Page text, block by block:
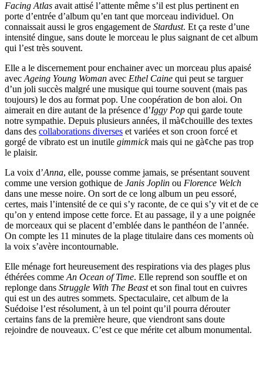
Facing Atlas avait attisé l’attente même s’il est plus pertinent en
porte d’entrée d’album qu’en tant que morceau individuel. On
connaissait aussi le gros engagement de Stardust. Et ça reste d’une
intensité dingue, sans doute le morceau le plus saignant de cet album
qui l’est très souvent.
Elle a le discernement pour enchainer avec un morceau plus apaisé
avec Ageing Young Woman avec Ethel Caine qui peut se targuer
d’un joli succès malgré une musique qui tourne souvent (mais pas
toujours) le dos au format pop. Une coopération de bon aloi. On
aimerait en dire autant de la présence d’Iggy Pop qui garde toute
notre sympathie. Depuis plusieurs années, il mà¢chouille des textes
dans des collaborations diverses et variées et son croon forcé et
gorgé de vibrato est un inutile gimmickmais qui ne gà¢che pas trop
le plaisir.
La voix d’Anna, elle, pousse comme jamais, se présentant souvent
comme une version gothique de Janis Joplin ou Florence Welch
dans une messe noire. On sort de ce long album un peu essoré,
certes, mais l’intensité de ce qui s’y raconte, de ce qui s’y vit et de ce
qu’on y entend impose cette force. Et au passage, il y a une poignée
de morceaux qui se placent d’emblée dans le panthéon de l’année.
On compte les 11 minutes de la plage titulaire dans ces moments où
la voix s’avère incontournable.
Elle ménage fort heureusement des respirations via des plages plus
éthérées comme An Ocean of Time. Elle reprend son souffle et on
replonge dans Struggle With The Beastet son final tout en cuivres
qui est un des autres sommets. Spectaculaire, cet album de la
Suédoise l’est résolument, à un tel point qu’il pourra dérouter
certains fans de la première heure, que viendront sans doute
rejoindre de nouveaux. C’est ce que mérite cet album monumental.